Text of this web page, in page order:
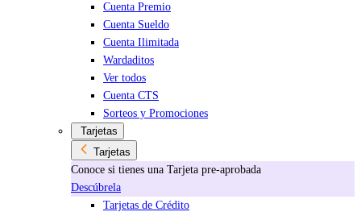
Cuenta Premio
Cuenta Sueldo
Cuenta Ilimitada
Wardaditos
Ver todos
Cuenta CTS
Sorteos y Promociones
Tarjetas
Tarjetas
Conoce si tienes una Tarjeta pre-aprobada
Descúbrela
Tarjetas de Crédito